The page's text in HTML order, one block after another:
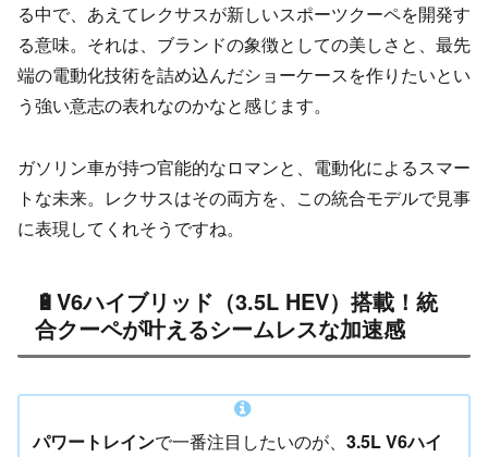
る中で、あえてレクサスが新しいスポーツクーペを開発す
る意味。それは、ブランドの象徴としての美しさと、最先
端の電動化技術を詰め込んだショーケースを作りたいとい
う強い意志の表れなのかなと感じます。
ガソリン車が持つ官能的なロマンと、電動化によるスマー
トな未来。レクサスはその両方を、この統合モデルで見事
に表現してくれそうですね。
🔋V6ハイブリッド（3.5L HEV）搭載！統
合クーペが叶えるシームレスな加速感
パワートレインで一番注目したいのが、 3.5L V6ハイ